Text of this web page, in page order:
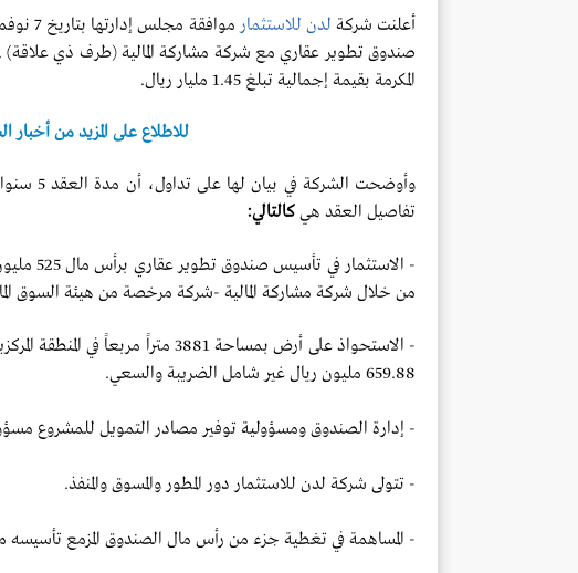
أعلنت شركة لدن للاستثمار
صندوق تطوير عقاري مع شركة مشاركة المالية (طرف ذي
المكرمة بقيمة إجمالية تبلغ 1.45 مليار ريال.
للاطلاع على المزيد من أخبار
وأوضحت
تفاصيل العقد هي كالتالي:
-
من خلال شركة مشاركة المالية -شركة مرخصة من هيئة السوق
- الاستحواذ على أرض بمساحة 3881
659.88 مليون ريال غير شامل الضريبة والسعي.
- إدارة الصندوق ومسؤولية توفير مصادر التمويل للمشروع
- تتولى شركة لدن للاستثمار دور المطور والمسوق والمنفذ.
- المساهمة في تغطية جزء من رأس مال الصندوق المزمع تأسيسه